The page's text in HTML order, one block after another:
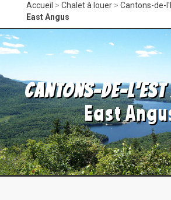
Accueil Chalet à louer
Cantons-de-
East Angus
Cantons-de-
East